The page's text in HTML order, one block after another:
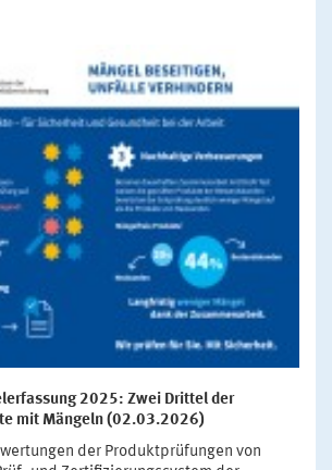
2025: Zwei Drittel der
mit Mängeln (02.03.2026)
der Produktprüfungen von